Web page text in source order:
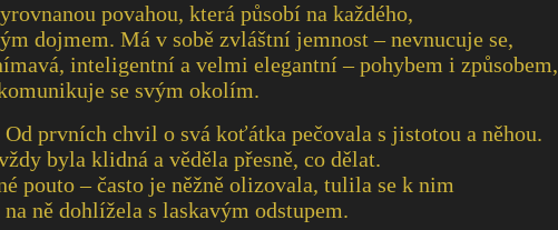
povahou, která působí na každého,
dojmem. Má v sobě zvláštní jemnost – nevnucuje se,
inteligentní a velmi elegantní – pohybem i způsobem,
se svým okolím.
prvních chvil o svá koťátka pečovala s jistotou a něhou.
byla klidná a věděla přesně, co dělat.
pouto – často je něžně olizovala, tulila se k nim
ně dohlížela s laskavým odstupem.